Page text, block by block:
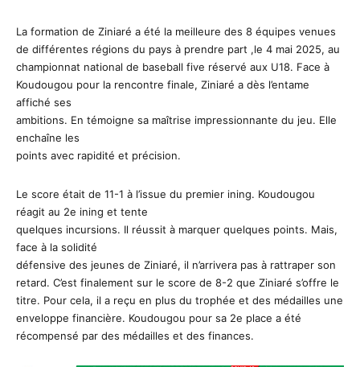
La formation de Ziniaré a été la meilleure des 8 équipes venues
de différentes régions du pays à prendre part ,le 4 mai 2025, au
championnat national de baseball five réservé aux U18. Face à
Koudougou pour la rencontre finale, Ziniaré a dès l’entame
affiché ses
ambitions. En témoigne sa maîtrise impressionnante du jeu. Elle
enchaîne les
points avec rapidité et précision.
Le score était de 11-1 à l’issue du premier ining. Koudougou
réagit au 2e ining et tente
quelques incursions. Il réussit à marquer quelques points. Mais,
face à la solidité
défensive des jeunes de Ziniaré, il n’arrivera pas à rattraper son
retard. C’est finalement sur le score de 8-2 que Ziniaré s’offre le
titre. Pour cela, il a reçu en plus du trophée et des médailles une
enveloppe financière. Koudougou pour sa 2e place a été
récompensé par des médailles et des finances.